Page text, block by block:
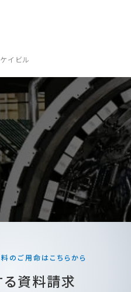
イビル
のご用命はこちらから
資料請求